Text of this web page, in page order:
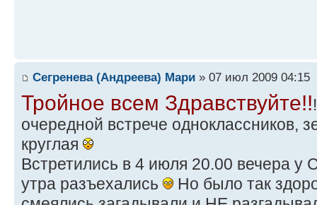
Сегренева (Андреева) Мари » 07 июл 2009 04:15
Тройное всем Здравствуйте!!
очередной встрече одноклассников,
круглая
Встретились в 4 июля 20.00 вечера у
утра разъехались
Но было так